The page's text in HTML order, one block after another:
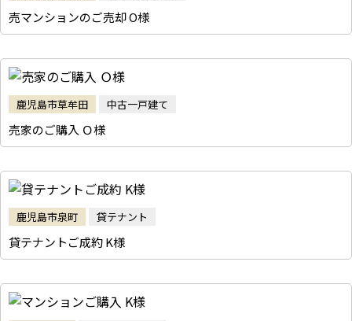
売マンションのご売却 O様
鹿児島市草牟田 中古一戸建て
売家のご購入 Ｏ様
鹿児島市泉町 貸テナント
貸テナントご成約 K様